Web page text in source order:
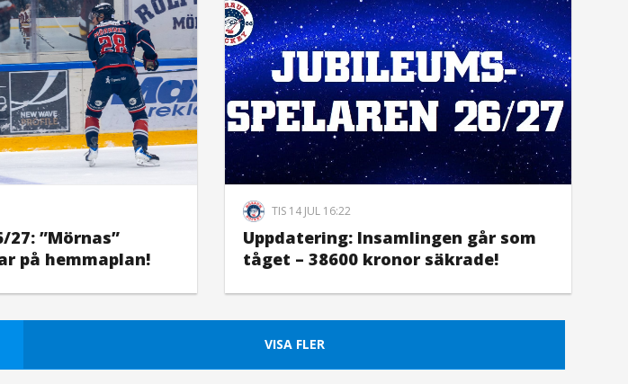
27: ”Mörnas”
på hemmaplan!
TIS 14 JUL 16:22
Uppdatering: Insamlingen går som
tåget – 38600 kronor säkrade!
VISA FLER